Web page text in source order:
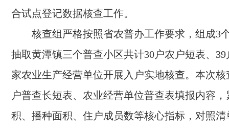
合试点登记数据核查工作。
核查组严格按照省农普办工作要求，组成3
抽取黄潭镇三个普查小区共计30户农户短表、
家农业生产经营单位开展入户实地核查。本次
户普查长短表、农业经营单位普查表填报内容
积、播种面积、住户成员数等核心指标，对照